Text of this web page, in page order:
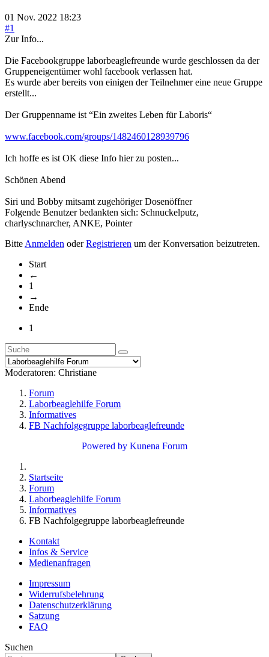
01 Nov. 2022 18:23
#1
Zur Info...
Die Facebookgruppe laborbeaglefreunde wurde geschlossen da der
Gruppeneigentümer wohl facebook verlassen hat.
Es wurde aber bereits von einigen der Teilnehmer eine neue Gruppe
erstellt...
Der Gruppenname ist “Ein zweites Leben für Laboris“
www.facebook.com/groups/1482460128939796
Ich hoffe es ist OK diese Info hier zu posten...
Schönen Abend
Siri und Bobby mitsamt zugehöriger Dosenöffner
Folgende Benutzer bedankten sich: Schnuckelputz,
charlyschnarcher, ANKE, Pointer
BitteAnmelden oderRegistrieren um der Konversation beizutreten.
Start
←
1
→
Ende
1
Moderatoren: Christiane
Forum
Laborbeaglehilfe Forum
Informatives
FB Nachfolgegruppe laborbeaglefreunde
Powered by Kunena Forum
Startseite
Forum
Laborbeaglehilfe Forum
Informatives
FB Nachfolgegruppe laborbeaglefreunde
Kontakt
Infos & Service
Medienanfragen
Impressum
Widerrufsbelehrung
Datenschutzerklärung
Satzung
FAQ
Suchen